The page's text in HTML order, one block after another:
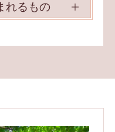
れるもの